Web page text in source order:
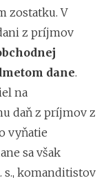
zostatku. V
z príjmov
dane.
na
daň z príjmov z
vyňatie
sa však
s., komanditistov